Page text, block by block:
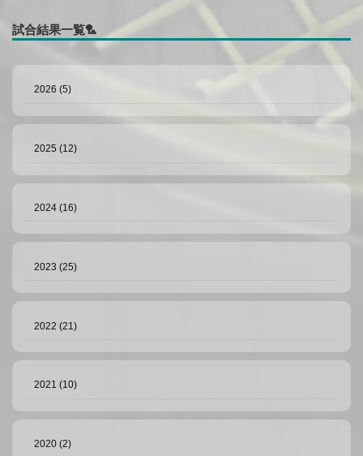
試合結果一覧
2026 (5)
2025 (12)
2024 (16)
2023 (25)
2022 (21)
2021 (10)
2020 (2)